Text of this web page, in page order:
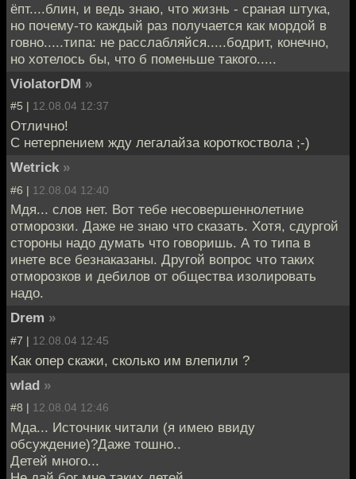
ёпт....блин, и ведь знаю, что жизнь - сраная штука,
но почему-то каждый раз получается как мордой в
говно.....типа: не расслабляйся.....бодрит, конечно,
но хотелось бы, что б поменьше такого.....
ViolatorDM »
#5 | 12.08.04 12:37
Отлично!
С нетерпением жду легалайза короткоствола ;-)
Wetrick »
#6 | 12.08.04 12:40
Мдя... слов нет. Вот тебе несовершеннолетние
отморозки. Даже не знаю что сказать. Хотя, сдургой
стороны надо думать что говоришь. А то типа в
инете все безнаказаны. Другой вопрос что таких
отморозков и дебилов от общества изолировать
надо.
Drem »
#7 | 12.08.04 12:45
Как опер скажи, сколько им влепили ?
wlad »
#8 | 12.08.04 12:46
Мда... Источник читали (я имею ввиду
обсуждение)?Даже тошно..
Детей много...